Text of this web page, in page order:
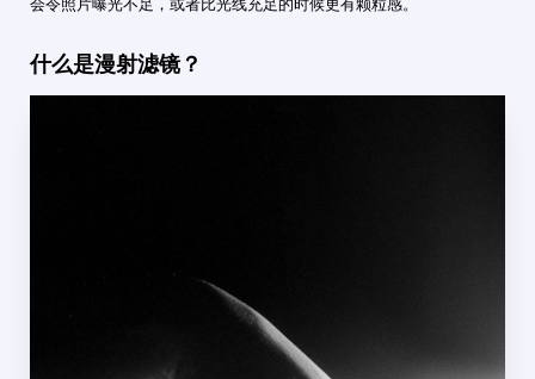
会令照片曝光不足，或者比光线充足的时候更有颗粒感。
什么是漫射滤镜？